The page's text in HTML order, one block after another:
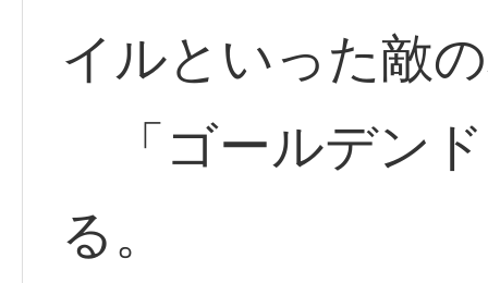
イルといった敵
「ゴールデン
る。